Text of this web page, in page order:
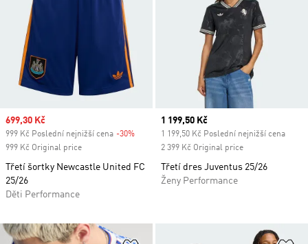
Sale price
699,30 Kč
999 Kč Poslední nejnižší cena -30% Discount
999 Kč Original price
Třetí šortky Newcastle United FC
25/26
Děti Performance
Current price
1 199,50 Kč
1 199,50 Kč Poslední nejnižší cena
2 399 Kč Original price
Třetí dres Juventus 25/26
Ženy Performance